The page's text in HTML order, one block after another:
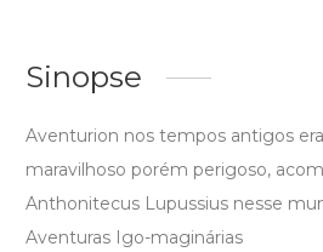
Sinopse
Aventurion nos tempos antigos
maravilhoso porém perigoso,
Anthonitecus Lupussius nesse
Aventuras Igo-maginárias